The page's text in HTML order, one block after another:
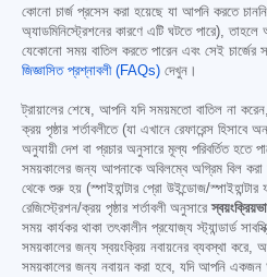
কোনো চার্জ প্রসেস করা হয়েছে যা আপনি করতে
অ্যাডমিনিস্ট্রেশনের কারণে এটি ঘটতে পারে),
যেকোনো সময় বাতিল করতে পারেন এবং সেই চার্জের
জিজ্ঞাসিত প্রশ্নাবলী (FAQs) দেখুন।
ট্রায়ালের শেষে, আপনি যদি সময়মতো বাতিল না
ক্রয় পৃষ্ঠার শর্তাবলীতে (যা এখানে রেফারেন্স হিসাবে
অনুযায়ী দেশ বা প্রচার অনুসারে মূল্য পরিবর্তিত হতে
সময়কালের জন্য আপনাকে অবিলম্বে অগ্রিম বিল করা
থেকে শুরু হয় (স্পাইহান্টার প্রো উইন্ডোজ/
রেজিস্ট্রেশন/ক্রয় পৃষ্ঠার শর্তাবলী অনুসারে
সময় কার্যকর থাকা তৎকালীন প্রযোজ্য স্ট্যান্ডার্ড
সময়কালের জন্য স্বয়ংক্রিয় নবায়নের ব্যবস্থা করে,
সময়কালের জন্য নবায়ন করা হবে, যদি আপনি একজন